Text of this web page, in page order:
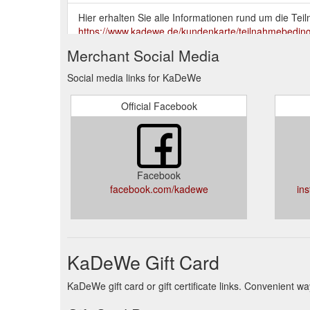
Hier erhalten Sie alle Informationen rund um die
https://www.kadewe.de/kundenkarte/
Das KaDeWe bietet Ihnen eine Vielzahl an
Shopping Service und vieles mehr!
Suchen Sie einfach aus, wovon und wieviel Sie
Wir versenden Ihre Auswahl auch. Alle
praesentservice@kadewe.de.
https://
Unsere Kundenkarte: Punkte sammeln und in
sich jetzt über die Kundenkarte des ...
https://
Merchant Social Media
Social media links for KaDeWe
Official Facebook
Facebook
facebook.com/kadewe
KaDeWe Gift Card
KaDeWe gift card or gift certificate links. Convenient